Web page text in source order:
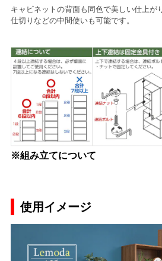
キャビネットの背面も同色で美しい仕上が
仕切りなどの中間使いも可能です。
※組み立てについて
使用イメージ